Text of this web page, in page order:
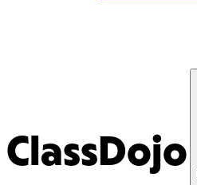
ClassDojo